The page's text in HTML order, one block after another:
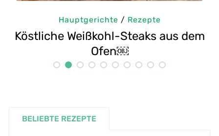
Hauptgerichte /Rezepte
Selbstgemachte Tahini: Sesampaste
Rezept
BELIEBTE REZEPTE